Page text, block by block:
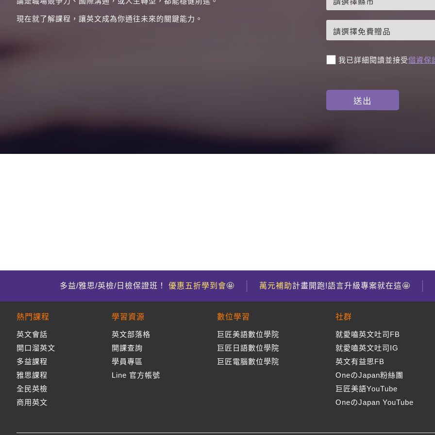
現在就了解課程，讓英文成為你通往未來的關鍵能力。
我已詳細閱讀並接受個資保
多益/雅思/英檢/日檢保證班！ 優惠五折學到會🤩 萬元補助計畫開跑!語言升級專案就在這🤩
熱門課程
英文會話
開口溜英文
多益課程
雅思課程
全民英檢
商用英文
學習資源
英文部落格
開課查詢
學員專區
Line 官方帳號
數位學習
巨匠美語數位學院
巨匠日語數位學院
巨匠電腦數位學院
社群
就愛嗑英文吐司FB
就愛嗑英文吐司IG
英文有益思FB
OneのJapan粉絲團
巨匠美語YouTube
OneのJapan YouTube